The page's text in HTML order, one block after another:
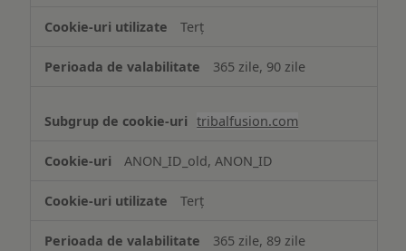
Terț
365 zile, 90 zile
tribalfusion.com
ANON_ID_old, ANON_ID
Terț
365 zile, 89 zile